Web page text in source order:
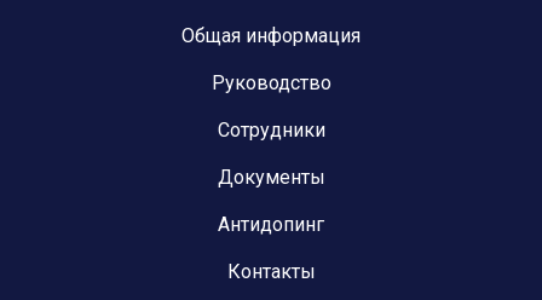
Общая информация
Руководство
Сотрудники
Документы
Антидопинг
Контакты